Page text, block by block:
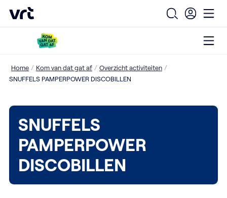
VRT (home)
Open
Home / Kom van dat gat af / Overzicht activiteiten /
SNUFFELS PAMPERPOWER DISCOBILLEN
SNUFFELS
PAMPERPOWER
DISCOBILLEN